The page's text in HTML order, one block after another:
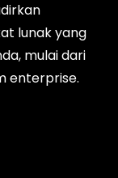
lunak yang
mulai dari
enterprise.